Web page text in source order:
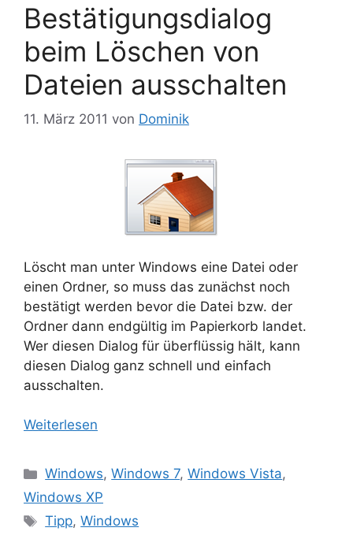
Bestätigungsdialog
beim Löschen von
Dateien ausschalten
11. März 2011 von Dominik
Löscht man unter Windows eine Datei oder
einen Ordner, so muss das zunächst noch
bestätigt werden bevor die Datei bzw. der
Ordner dann endgültig im Papierkorb landet.
Wer diesen Dialog für überflüssig hält, kann
diesen Dialog ganz schnell und einfach
ausschalten.
Weiterlesen
Kategorien
Windows,Windows 7,Windows Vista,
Windows XP
Schlagwörter
Tipp,Windows